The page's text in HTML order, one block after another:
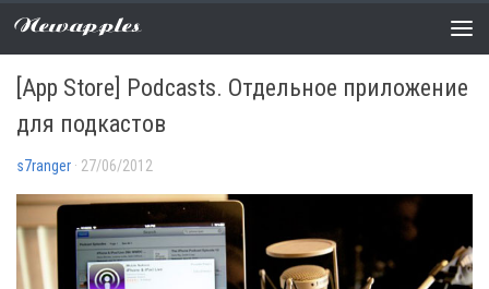
Newapples
APP STORE/ НОВОСТИ 0 COMMENTS
[App Store] Podcasts. Отдельное приложение
для подкастов
s7ranger · 27/06/2012